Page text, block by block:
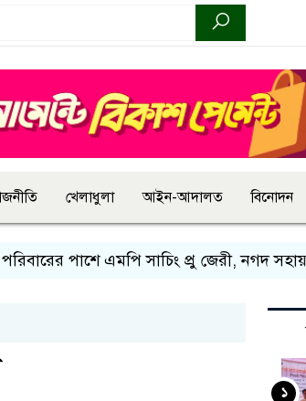
খেলাধুলা আইন-আদালত বিনোদন
পাশে এমপি সাচিং প্রু জেরী, নগদ সহায়তা
১